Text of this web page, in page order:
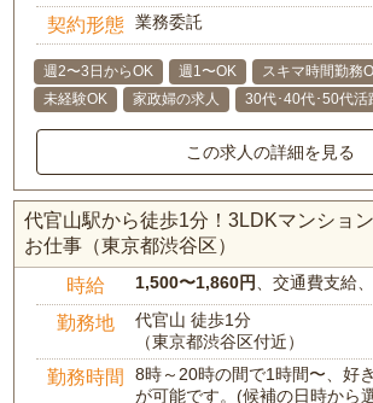
契約形態 業務委託
週2〜3日からOK 週1〜OK スキマ時間勤務
未経験OK
家政婦の求人 30代･40代･50代活
この求人の詳細を見る
代官山駅から徒歩1分！3LDKマンショ
お仕事（東京都渋谷区）
時給 1,500〜1,860円 、交通費支給
勤務地
代官山 徒歩1分
（東京都渋谷区付近）
勤務時間
8時～20時の間で1時間〜、好
が可能です。(候補の日時から